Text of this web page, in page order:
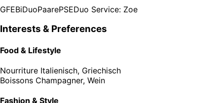
GFEBiDuoPaarePSEDuo Service: Zoe
Interests & Preferences
Food & Lifestyle
Nourriture Italienisch, Griechisch
Boissons Champagner, Wein
Fashion & Style